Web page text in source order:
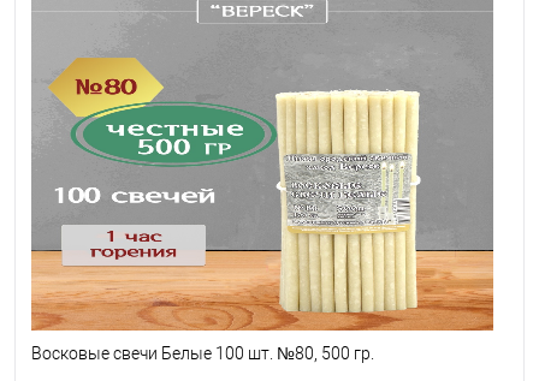
Восковые свечи Белые 100 шт. №80, 500 гр.